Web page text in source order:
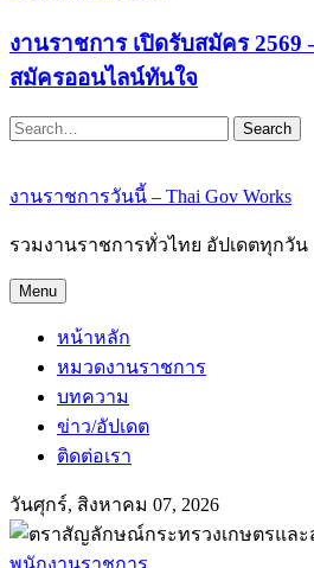
งานราชการ เปิดรับสมัคร
สมัครออนไลน์ทันใจ
Search
งานราชการวันนี้ – Thai Gov Works
รวมงานราชการทั่วไทย อัปเดตทุกวัน
Menu
หน้าหลัก
หมวดงานราชการ
บทความ
ข่าว/อัปเดต
ติดต่อเรา
วันศุกร์, สิงหาคม 07, 2026